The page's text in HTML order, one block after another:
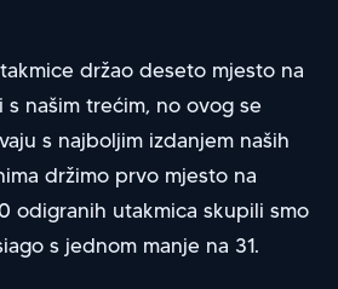
držao deseto mjesto na
našim trećim, no ovog se
s najboljim izdanjem naših
držimo prvo mjesto na
odigranih utakmica skupili smo
s jednom manje na 31.